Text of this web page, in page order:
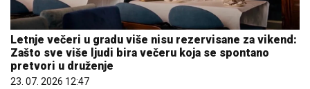
Letnje večeri u gradu više nisu rezervisane za vikend:
Zašto sve više ljudi bira večeru koja se spontano
pretvori u druženje
23. 07. 2026 12:47